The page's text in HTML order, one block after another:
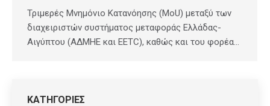
Τριμερές Μνημόνιο Κατανόησης (MoU) μεταξύ των
διαχειριστών συστήματος μεταφοράς Ελλάδας-
Αιγύπτου (ΑΔΜΗΕ και ΕΕΤC), καθώς και του φορέα…
ΚΑΤΗΓΟΡΙΕΣ